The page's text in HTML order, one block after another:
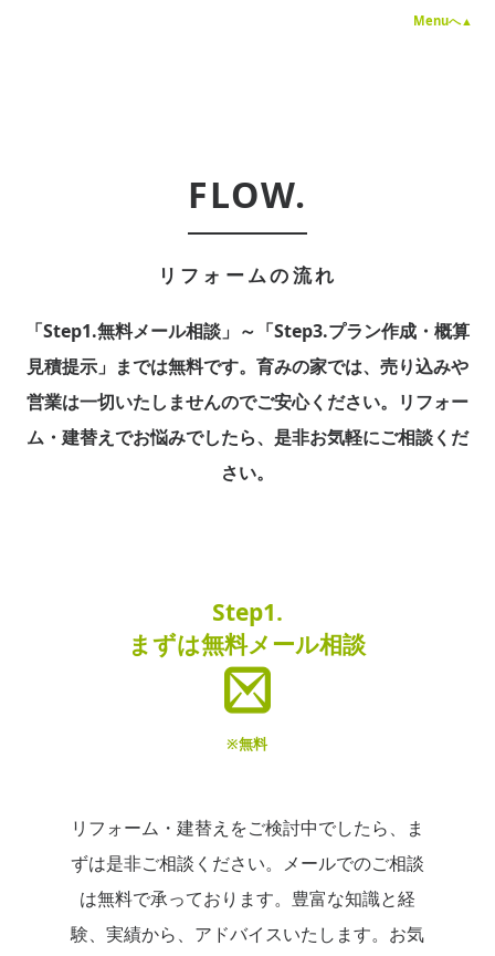
まさかあのおばあちゃんの家がこんなにステキな感
じになるなんて思っていなかった。親戚の子どもた
Menuへ▲
FLOW.
リフォームの流れ
「Step1.無料メール相談」～「Step3.プラン作成・概算
見積提示」までは無料です。 育みの家では、売り込みや
営業は一切いたしませんのでご安心ください。 リフォー
ム・建替えでお悩みでしたら、是非お気軽にご相談くだ
さい。
Step1.
まずは無料メール相談
※無料
リフォーム・建替えをご検討中でしたら、ま
ずは是非ご相談ください。メールでのご相談
は無料で承っております。豊富な知識と経
験、実績から、アドバイスいたします。お気